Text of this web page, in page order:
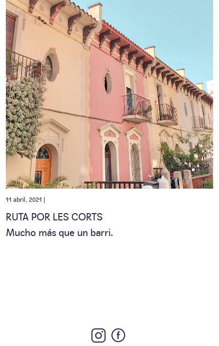
11 abril, 2021 |
RUTA POR LES CORTS
Mucho más que un barri.